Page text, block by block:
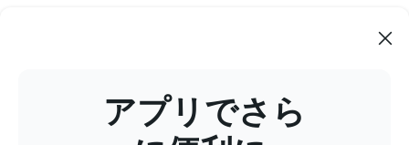
アプリでさら